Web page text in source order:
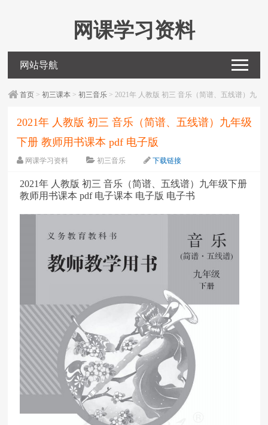
网课学习资料
网站导航
首页 >初三课本 >初三音乐 > 2021年 人教版 初三 音乐（简谱、五线谱）九
2021年 人教版 初三 音乐（简谱、五线谱）九年级
下册 教师用书课本 pdf 电子版
网课学习资料 初三音乐
下载链接
2021年 人教版 初三 音乐（简谱、五线谱）九年级下册
教师用书课本 pdf 电子课本 电子版 电子书